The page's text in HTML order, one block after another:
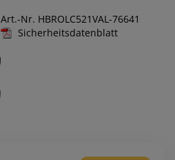
Art.-Nr. HBROLC521VAL-76641
Sicherheitsdatenblatt